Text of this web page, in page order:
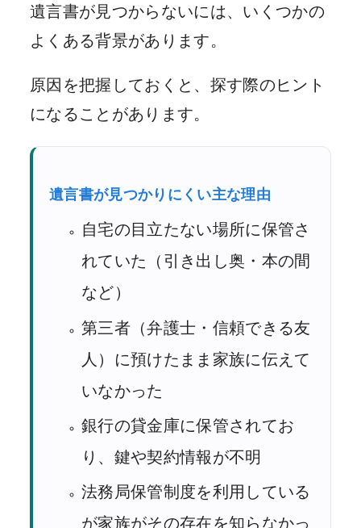
遺言書が見つからないには、いくつかの
よくある背景があります。
原因を把握しておくと、探す際のヒント
になることがあります。
遺言書が見つかりにくい主な理由
自宅の目立たない場所に保管さ
れていた（引き出し奥・本の間
など）
第三者（弁護士・信頼できる友
人）に預けたまま家族に伝えて
いなかった
銀行の貸金庫に保管されてお
り、鍵や契約情報が不明
法務局保管制度を利用している
が家族がその存在を知らなかっ